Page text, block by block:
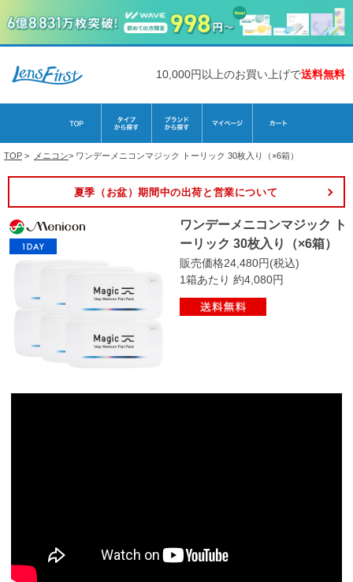
10,000円以上のお買い上げで送料無料
TOP > メニコン> ワンデーメニコンマジック トーリック 30枚入り（×6箱）
夏季（お盆）期間中の出荷と営業について
ワンデーメニコンマジック ト
ーリック 30枚入り（×6箱）
販売価格24,480円(税込)
1箱あたり 約4,080円